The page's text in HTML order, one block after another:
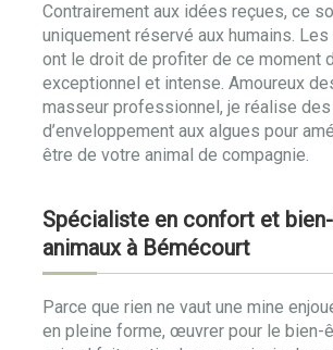
Contrairement aux idées reçues, ce
uniquement réservé aux humains.
ont le droit de profiter de ce moment
exceptionnel et intense. Amoureux
masseur professionnel, je réalise
d’enveloppement aux algues pour
être de votre animal de compagnie.
Spécialiste en confort et
animaux à Bémécourt
Parce que rien ne vaut une mine
en pleine forme, œuvrer pour le bien-